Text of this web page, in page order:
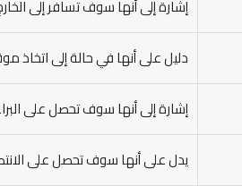
إشارة إلى أنها سوف تسافر إلى
دليل على أنها في حالة إلى
إشارة إلى أنها سوف تحصل على
يدل على أنها سوف تحصل على